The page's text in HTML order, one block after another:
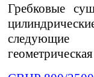
Гребковые
следующие